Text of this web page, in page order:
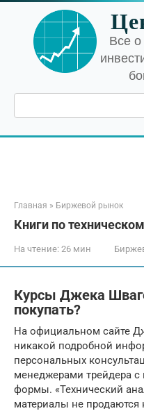
Перейти
контенту
Все
Поиск:
Главная » Биржевой рынок
Книги по
На чтение: 26 мин
Курсы Джека
покупать?
На официальном сайте
никакой подробной
персональных
менеджерами трейдера
формы. «Технический
материалы не